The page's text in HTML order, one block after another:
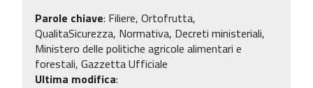
Parole chiave: Filiere, Ortofrutta,
QualitaSicurezza, Normativa, Decreti ministeriali,
Ministero delle politiche agricole alimentari e
forestali, Gazzetta Ufficiale
Ultima modifica: